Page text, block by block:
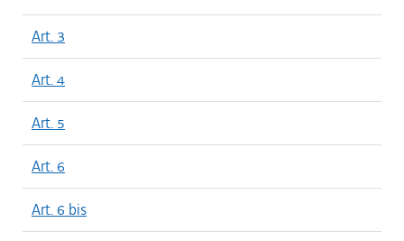
Art. 3
Art. 4
Art. 5
Art. 6
Art. 6 bis